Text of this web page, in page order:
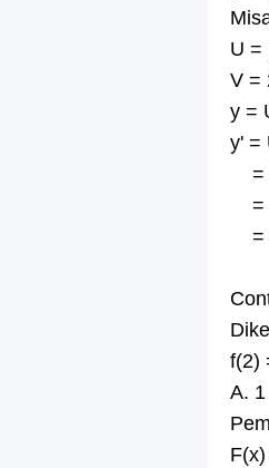
U =
V =
y =
y' =
=
=
=
f(2)
A.